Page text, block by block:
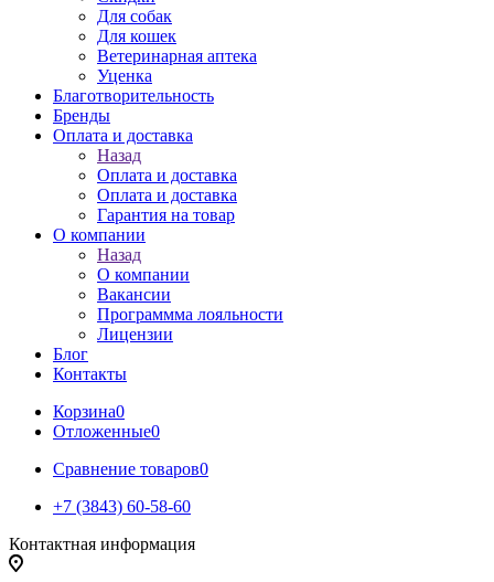
Для собак
Для кошек
Ветеринарная аптека
Уценка
Благотворительность
Бренды
Оплата и доставка
Назад
Оплата и доставка
Оплата и доставка
Гарантия на товар
О компании
Назад
О компании
Вакансии
Программма лояльности
Лицензии
Блог
Контакты
Корзина0
Отложенные0
Сравнение товаров0
+7 (3843) 60-58-60
Контактная информация